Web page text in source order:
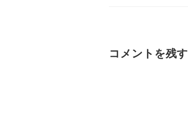
コメントを残す